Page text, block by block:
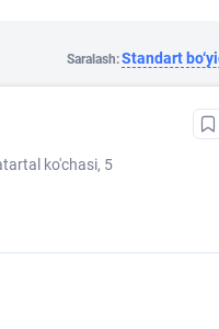
Saralash:Standart
ko'chasi, 5